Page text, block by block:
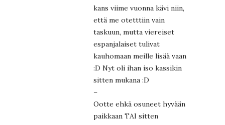
kans viime vuonna kävi niin,
että me otetttiin vain
taskuun, mutta viereiset
espanjalaiset tulivat
kauhomaan meille lisää vaan
:D Nyt oli ihan iso kassikin
sitten mukana :D
–
Ootte ehkä osuneet hyvään
paikkaan TAI sitten